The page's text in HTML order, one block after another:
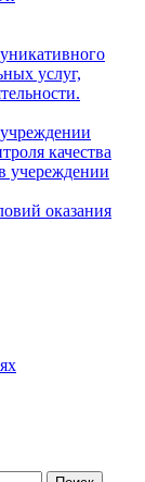
услуг,
качества
учереждении
оказания